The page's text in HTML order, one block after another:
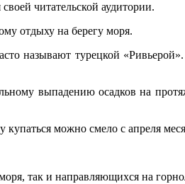
читательской аудитории.
отдыху на берегу моря.
называют турецкой
выпадению осадков на
можно смело с апреля
так и направляющихся на